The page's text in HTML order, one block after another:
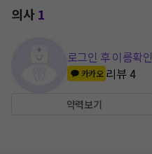
의사1
로그인 후 이름확인
카카오 리뷰4
약력보기